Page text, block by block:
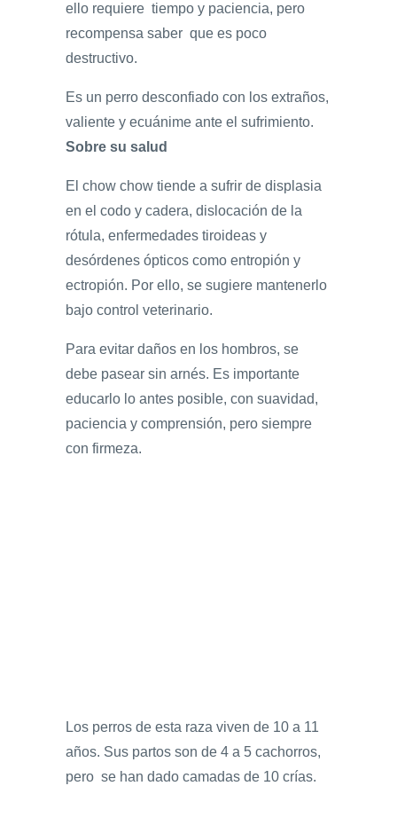
ello requiere tiempo y paciencia, pero
recompensa saber que es poco
destructivo.
Es un perro desconfiado con los extraños,
valiente y ecuánime ante el sufrimiento.
Sobre su salud
El chow chow tiende a sufrir de displasia
en el codo y cadera, dislocación de la
rótula, enfermedades tiroideas y
desórdenes ópticos como entropión y
ectropión. Por ello, se sugiere mantenerlo
bajo control veterinario.
Para evitar daños en los hombros, se
debe pasear sin arnés. Es importante
educarlo lo antes posible, con suavidad,
paciencia y comprensión, pero siempre
con firmeza.
Los perros de esta raza viven de 10 a 11
años. Sus partos son de 4 a 5 cachorros,
pero se han dado camadas de 10 crías.